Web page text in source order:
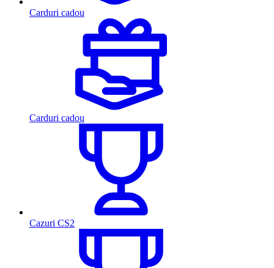
Carduri cadou
Carduri cadou
Cazuri CS2